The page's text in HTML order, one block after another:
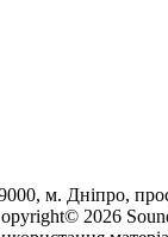
м. Дніпро,
2026